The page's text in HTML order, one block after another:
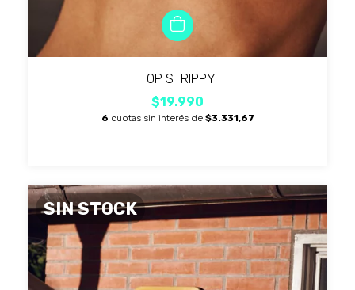
TOP STRIPPY
$19.990
6 cuotas sin interés de $3.331,67
SIN STOCK